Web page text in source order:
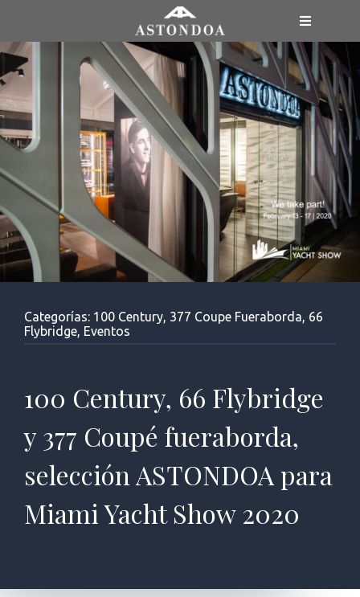
contenido
Toggle
MENÚ
GAMA
Categorías: 100 Century, 377 Coupe Fueraborda, 66
Flybridge, Eventos
100 Century, 66 Flybridge
y 377 Coupé fueraborda,
selección ASTONDOA para
Miami Yacht Show 2020